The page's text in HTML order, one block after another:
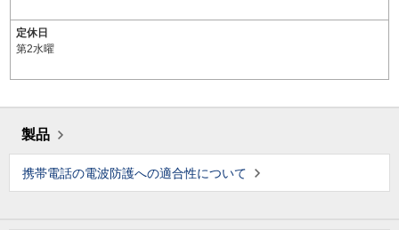
定休日
第2水曜
製品
携帯電話の電波防護への適合性について